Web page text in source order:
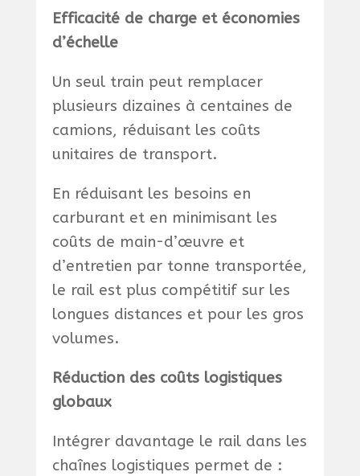
Efficacité de charge et économies
d’échelle
Un seul train peut remplacer
plusieurs dizaines à centaines de
camions, réduisant les coûts
unitaires de transport.
En réduisant les besoins en
carburant et en minimisant les
coûts de main-d’œuvre et
d’entretien par tonne transportée,
le rail est plus compétitif sur les
longues distances et pour les gros
volumes.
Réduction des coûts logistiques
globaux
Intégrer davantage le rail dans les
chaînes logistiques permet de :